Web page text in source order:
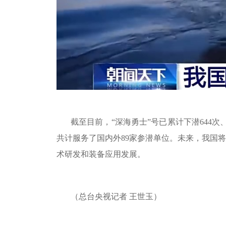
截至目前，“深海勇士”号已累计下潜644次
共计服务了国内外89家参潜单位。未来，我国
术研发和装备应用发展。
（总台央视记者 王世玉）